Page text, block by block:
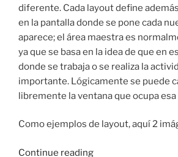
diferente. Cada layout define
en la pantalla donde se pone cada
aparece; el área maestra es
ya que se basa en la idea de que en
donde se trabaja o se realiza la
importante. Lógicamente se puede
libremente la ventana que ocupa esa
Como ejemplos de layout, aquí 2
Continue reading“XMonad”